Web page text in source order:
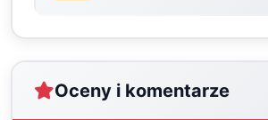
Oceny i komentarze